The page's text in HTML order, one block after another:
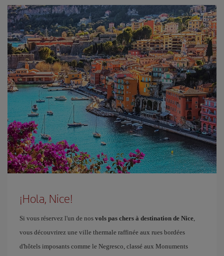
¡Hola, Nice!
Si vous réservez l'un de nos vols pas chers à destination de Nice,
vous découvrirez une ville thermale raffinée aux rues bordées
d'hôtels imposants comme le Negresco, classé aux Monuments